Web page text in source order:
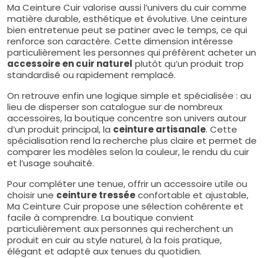
Ma Ceinture Cuir valorise aussi l’univers du cuir comme
matière durable, esthétique et évolutive. Une ceinture
bien entretenue peut se patiner avec le temps, ce qui
renforce son caractère. Cette dimension intéresse
particulièrement les personnes qui préfèrent acheter un
accessoire en cuir naturel plutôt qu’un produit trop
standardisé ou rapidement remplacé.
On retrouve enfin une logique simple et spécialisée : au
lieu de disperser son catalogue sur de nombreux
accessoires, la boutique concentre son univers autour
d’un produit principal, la ceinture artisanale. Cette
spécialisation rend la recherche plus claire et permet de
comparer les modèles selon la couleur, le rendu du cuir
et l’usage souhaité.
Pour compléter une tenue, offrir un accessoire utile ou
choisir une ceinture tresséeconfortable et ajustable,
Ma Ceinture Cuir propose une sélection cohérente et
facile à comprendre. La boutique convient
particulièrement aux personnes qui recherchent un
produit en cuir au style naturel, à la fois pratique,
élégant et adapté aux tenues du quotidien.